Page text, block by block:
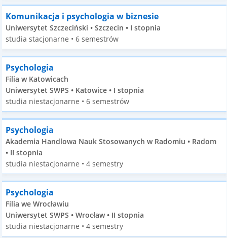
Komunikacja i psychologia w biznesie
Uniwersytet Szczeciński • Szczecin • I stopnia
studia stacjonarne • 6 semestrów
Psychologia
Filia w Katowicach
Uniwersytet SWPS • Katowice • I stopnia
studia niestacjonarne • 6 semestrów
Psychologia
Akademia Handlowa Nauk Stosowanych w Radomiu • Radom
• II stopnia
studia niestacjonarne • 4 semestry
Psychologia
Filia we Wrocławiu
Uniwersytet SWPS • Wrocław • II stopnia
studia niestacjonarne • 4 semestry